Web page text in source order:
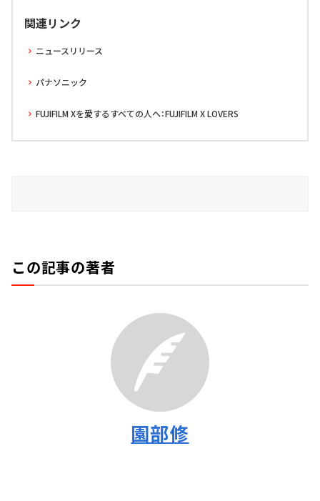
関連リンク
ニュースリリース
パナソニック
FUJIFILM Xを愛するすべての人へ：FUJIFILM X LOVERS
この記事の著者
園部修